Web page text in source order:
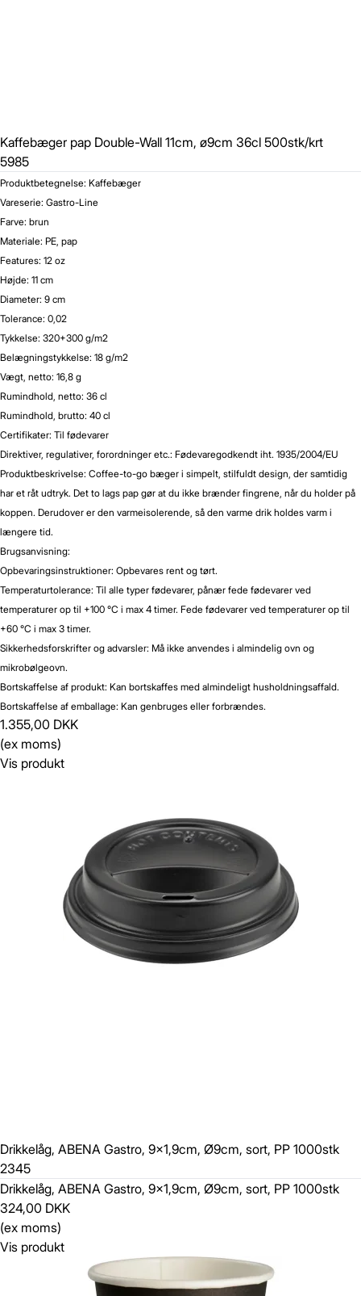
Kaffebæger pap Double-Wall 11cm, ø9cm 36cl 500stk/krt
5985
Produktbetegnelse: Kaffebæger
Vareserie: Gastro-Line
Farve: brun
Materiale: PE, pap
Features: 12 oz
Højde: 11 cm
Diameter: 9 cm
Tolerance: 0,02
Tykkelse: 320+300 g/m2
Belægningstykkelse: 18 g/m2
Vægt, netto: 16,8 g
Rumindhold, netto: 36 cl
Rumindhold, brutto: 40 cl
Certifikater: Til fødevarer
Direktiver, regulativer, forordninger etc.: Fødevaregodkendt iht. 1935/2004/EU
Produktbeskrivelse: Coffee-to-go bæger i simpelt, stilfuldt design, der samtidig
har et råt udtryk. Det to lags pap gør at du ikke brænder fingrene, når du holder på
koppen. Derudover er den varmeisolerende, så den varme drik holdes varm i
længere tid.
Brugsanvisning:
Opbevaringsinstruktioner: Opbevares rent og tørt.
Temperaturtolerance: Til alle typer fødevarer, pånær fede fødevarer ved
temperaturer op til +100 °C i max 4 timer. Fede fødevarer ved temperaturer op til
+60 °C i max 3 timer.
Sikkerhedsforskrifter og advarsler: Må ikke anvendes i almindelig ovn og
mikrobølgeovn.
Bortskaffelse af produkt: Kan bortskaffes med almindeligt husholdningsaffald.
Bortskaffelse af emballage: Kan genbruges eller forbrændes.
1.355,00 DKK
(ex moms)
Vis produkt
Drikkelåg, ABENA Gastro, 9x1,9cm, Ø9cm, sort, PP 1000stk
2345
Drikkelåg, ABENA Gastro, 9x1,9cm, Ø9cm, sort, PP 1000stk
324,00 DKK
(ex moms)
Vis produkt